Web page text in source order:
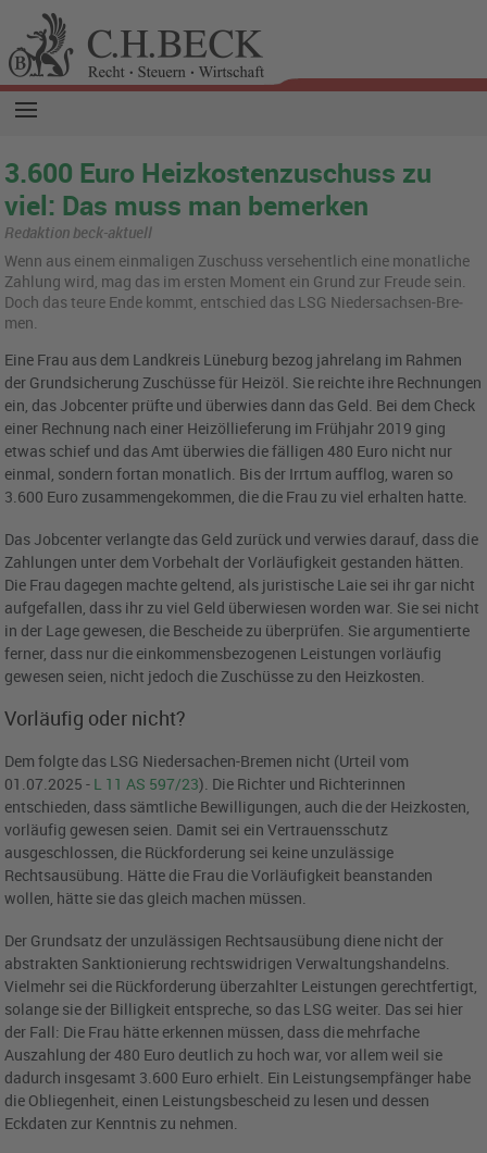
3.600 Euro Heizkostenzuschuss zu
viel: Das muss man bemerken
Redaktion beck-aktuell
Wenn aus einem ein­ma­li­gen Zu­schuss ver­se­hent­lich eine mo­nat­li­che
Zah­lung wird, mag das im ers­ten Mo­ment ein Grund zur Freu­de sein.
Doch das teure Ende kommt, ent­schied das LSG Nie­der­sach­sen-Bre­
men.
Eine Frau aus dem Landkreis Lüneburg bezog jahrelang im Rahmen
der Grundsicherung Zuschüsse für Heizöl. Sie reichte ihre Rechnungen
ein, das Jobcenter prüfte und überwies dann das Geld. Bei dem Check
einer Rechnung nach einer Heizöllieferung im Frühjahr 2019 ging
etwas schief und das Amt überwies die fälligen 480 Euro nicht nur
einmal, sondern fortan monatlich. Bis der Irrtum aufflog, waren so
3.600 Euro zusammengekommen, die die Frau zu viel erhalten hatte.
Das Jobcenter verlangte das Geld zurück und verwies darauf, dass die
Zahlungen unter dem Vorbehalt der Vorläufigkeit gestanden hätten.
Die Frau dagegen machte geltend, als juristische Laie sei ihr gar nicht
aufgefallen, dass ihr zu viel Geld überwiesen worden war. Sie sei nicht
in der Lage gewesen, die Bescheide zu überprüfen. Sie argumentierte
ferner, dass nur die einkommensbezogenen Leistungen vorläufig
gewesen seien, nicht jedoch die Zuschüsse zu den Heizkosten.
Vorläufig oder nicht?
Dem folgte das LSG Niedersachen-Bremen nicht (Urteil vom
01.07.2025 - L 11 AS 597/23). Die Richter und Richterinnen
entschieden, dass sämtliche Bewilligungen, auch die der Heizkosten,
vorläufig gewesen seien. Damit sei ein Vertrauensschutz
ausgeschlossen, die Rückforderung sei keine unzulässige
Rechtsausübung. Hätte die Frau die Vorläufigkeit beanstanden
wollen, hätte sie das gleich machen müssen.
Der Grundsatz der unzulässigen Rechtsausübung diene nicht der
abstrakten Sanktionierung rechtswidrigen Verwaltungshandelns.
Vielmehr sei die Rückforderung überzahlter Leistungen gerechtfertigt,
solange sie der Billigkeit entspreche, so das LSG weiter. Das sei hier
der Fall: Die Frau hätte erkennen müssen, dass die mehrfache
Auszahlung der 480 Euro deutlich zu hoch war, vor allem weil sie
dadurch insgesamt 3.600 Euro erhielt. Ein Leistungsempfänger habe
die Obliegenheit, einen Leistungsbescheid zu lesen und dessen
Eckdaten zur Kenntnis zu nehmen.